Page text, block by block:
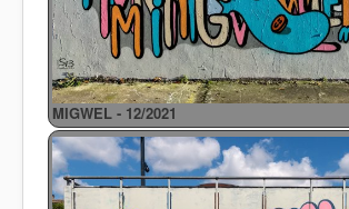
MIGWEL - 12/2021